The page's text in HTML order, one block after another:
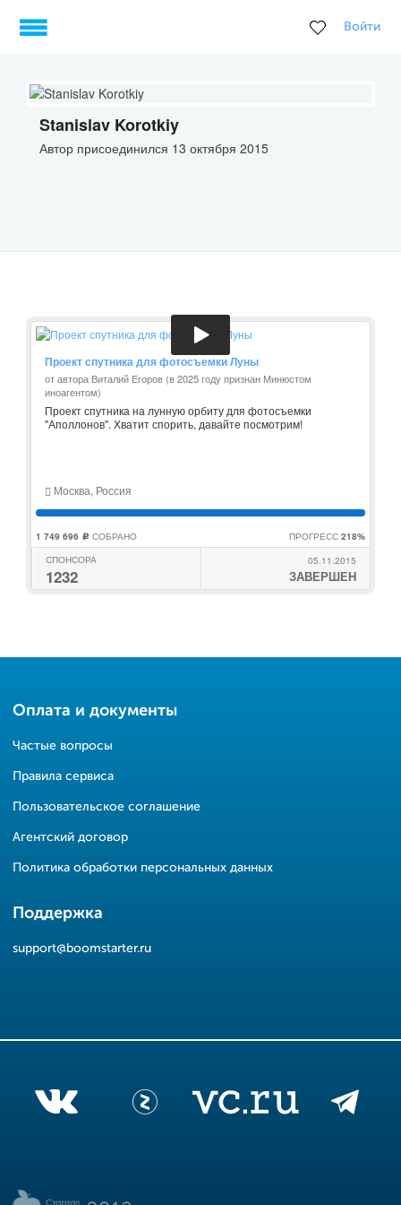
Войти
Stanislav Korotkiy
Автор присоединился 13 октября 2015
Проект спутника для фотосъемки Луны
от автора Виталий Егоров (в 2025 году признан Минюстом
иноагентом)
Проект спутника на лунную орбиту для фотосъемки
"Аполлонов". Хватит спорить, давайте посмотрим!
Москва, Россия
1 749 696 c СОБРАНО ПРОГРЕСС 218%
СПОНСОРА
1232
05.11.2015
ЗАВЕРШЕН
Оплата и документы
Частые вопросы
Правила сервиса
Пользовательское соглашение
Агентский договор
Политика обработки персональных данных
Поддержка
support@boomstarter.ru